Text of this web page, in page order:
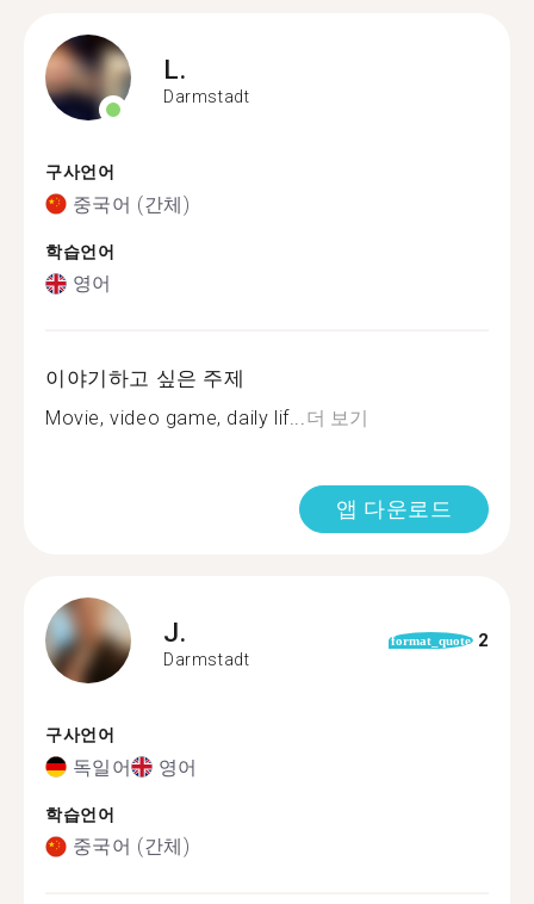
L.
Darmstadt
구사언어
중국어 (간체)
학습언어
영어
이야기하고 싶은 주제
Movie, video game, daily lif...더 보기
앱 다운로드
J.
Darmstadt
format_quote 2
구사언어
독일어 영어
학습언어
중국어 (간체)